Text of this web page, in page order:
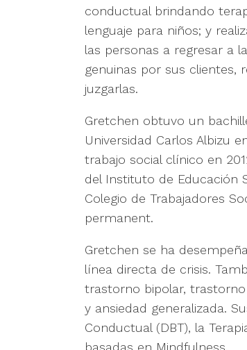
conductual brindando
lenguaje para niños; y
las personas a regresar a
genuinas por sus clientes,
juzgarlas.
Gretchen obtuvo un
Universidad Carlos Albizu
trabajo social clínico en
del Instituto de Educación
Colegio de Trabajadores
permanent.
Gretchen se ha
línea directa de crisis.
trastorno bipolar,
y ansiedad generalizada.
Conductual (DBT), la
basadas en Mindfulness.